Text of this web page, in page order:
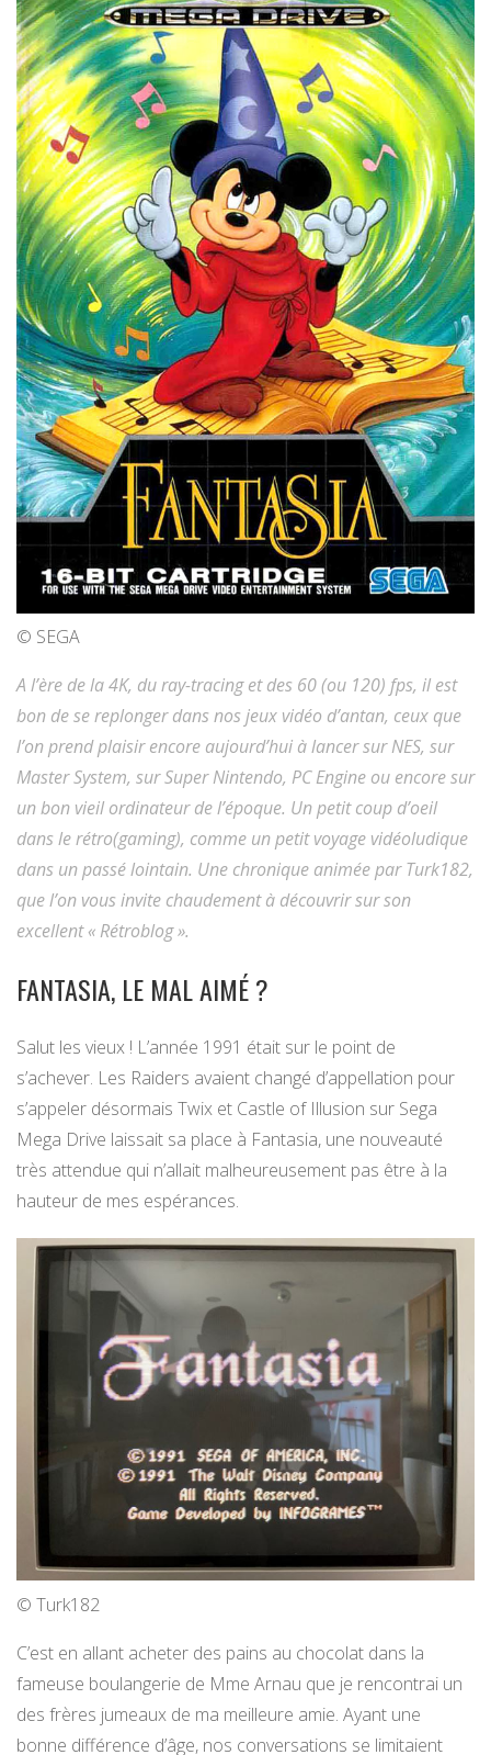
© SEGA
A l’ère de la 4K, du ray-tracing et des 60 (ou 120) fps, il est
bon de se replonger dans nos jeux vidéo d’antan, ceux que
l’on prend plaisir encore aujourd’hui à lancer sur NES, sur
Master System, sur Super Nintendo, PC Engine ou encore sur
un bon vieil ordinateur de l’époque. Un petit coup d’oeil
dans le rétro(gaming), comme un petit voyage vidéoludique
dans un passé lointain. Une chronique animée par Turk182,
que l’on vous invite chaudement à découvrir sur son
excellent « Rétroblog ».
FANTASIA, LE MAL AIMÉ ?
Salut les vieux ! L’année 1991 était sur le point de
s’achever. Les Raiders avaient changé d’appellation pour
s’appeler désormais Twix et Castle of Illusion sur Sega
Mega Drive laissait sa place à Fantasia, une nouveauté
très attendue qui n’allait malheureusement pas être à la
hauteur de mes espérances.
© Turk182
C’est en allant acheter des pains au chocolat dans la
fameuse boulangerie de Mme Arnau que je rencontrai un
des frères jumeaux de ma meilleure amie. Ayant une
bonne différence d’âge, nos conversations se limitaient